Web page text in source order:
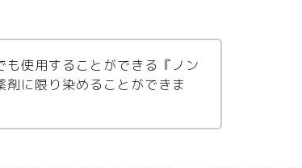
も使用することができる『ノン
剤に限り染めることができま